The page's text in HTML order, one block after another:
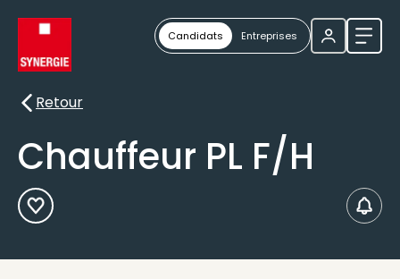
Candidats Entreprises
Retour
Retour
Chauffeur PL F/H
Ajouter aux Favoris